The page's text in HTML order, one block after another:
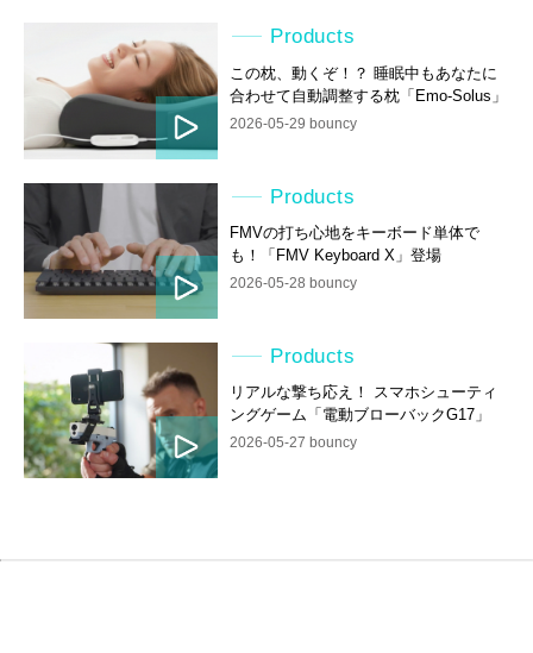
Products
この枕、動くぞ！？ 睡眠中もあなたに
合わせて自動調整する枕「Emo-Solus」
2026-05-29 bouncy
Products
FMVの打ち心地をキーボード単体で
も！「FMV Keyboard X」登場
2026-05-28 bouncy
Products
リアルな撃ち応え！ スマホシューティ
ングゲーム「電動ブローバックG17」
2026-05-27 bouncy